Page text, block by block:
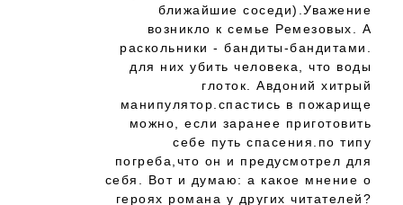
ближайшие соседи).Уважение
возникло к семье Ремезовых. А
раскольники - бандиты-бандитами.
для них убить человека, что воды
глоток. Авдоний хитрый
манипулятор.спастись в пожарище
можно, если заранее приготовить
себе путь спасения.по типу
погреба,что он и предусмотрел для
себя. Вот и думаю: а какое мнение о
героях романа у других читателей?